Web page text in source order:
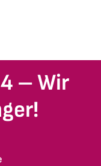
– Wir